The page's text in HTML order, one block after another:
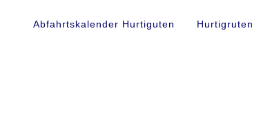
Abfahrtskalender Hurtiguten Hurtigruten